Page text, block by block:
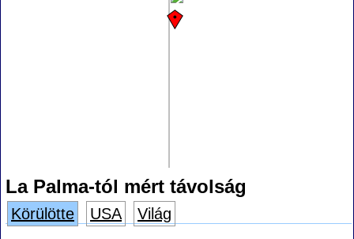
La Palma-tól mért távolság
Körülötte USA
Világ